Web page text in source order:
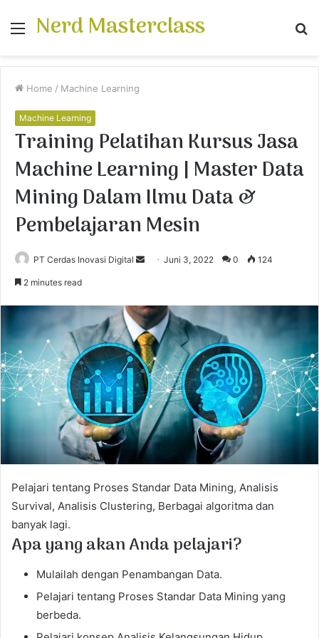
Menu
Nerd Masterclass
Home / Machine Learning
Machine Learning
Training Pelatihan Kursus Jasa
Machine Learning | Master Data
Mining Dalam Ilmu Data &
Pembelajaran Mesin
PT Cerdas Inovasi Digital
d
a
n
e
m
a
i
Juni 3, 2022 0 124
2 minutes read
Pelajari tentang Proses Standar Data Mining, Analisis
Survival, Analisis Clustering, Berbagai algoritma dan
banyak lagi.
Apa yang akan Anda pelajari?
Mulailah dengan Penambangan Data.
Pelajari tentang Proses Standar Data Mining yang
berbeda.